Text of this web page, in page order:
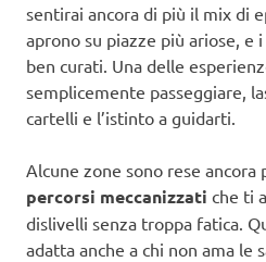
sentirai ancora di più il mix di
aprono su piazze più ariose, e
ben curati. Una delle
semplicemente passeggiare,
cartelli e l’istinto a guidarti.
Alcune zone sono rese ancora
percorsi meccanizzati che ti
dislivelli senza troppa fatica.
adatta anche a chi non ama le